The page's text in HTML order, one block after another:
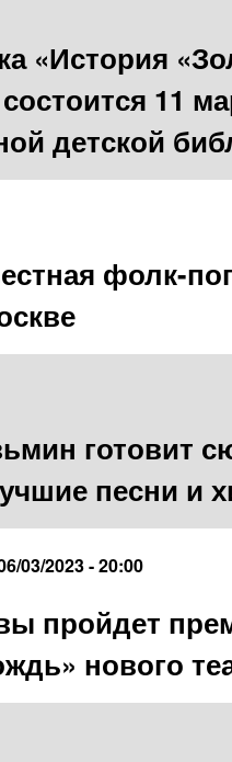
«История
11
детской
фолк-
готовит
песни и
03/2023 - 20:00
пройдет
нового